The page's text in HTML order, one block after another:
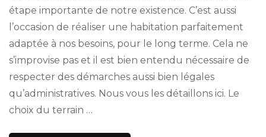
étape importante de notre existence. C’est aussi
l’occasion de réaliser une habitation parfaitement
adaptée à nos besoins, pour le long terme. Cela ne
s’improvise pas et il est bien entendu nécessaire de
respecter des démarches aussi bien légales
qu’administratives. Nous vous les détaillons ici. Le
choix du terrain …